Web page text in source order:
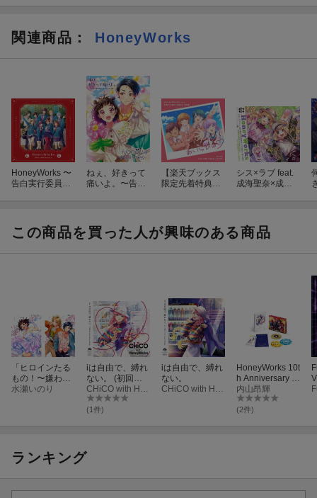
関連商品 ： HoneyWorks
HoneyWorks 〜
告白実行委員会
生産限定盤 8CD
＋4Blu-ray＋GO
ねぇ、好きって
痛いよ。〜告白
限定盤A 2CD＋
Blu-ray＋Good
【楽天ブックス
限定先着特典】
ジ)
シス×ラブ feat.
成海聖奈×成海
another story- fe
at.成海聖奈(CV:
この商品を買った人が興味のある商品
「ヒロインたる
もの！〜嫌われ
ヒロインと内緒
水瀬いのり
iは自由で、縛れ
ない。 (初回生
産限定盤A CD＋
Blu-ray＋Good
s)
CHiCO with HoneyWorks
(1件)
iは自由で、縛れ
ない。
CHiCO with HoneyWorks
HoneyWorks 10t
h Anniversary “L
IP×LIP FILM×LI
VE” 豪華版
内山昂輝
(2件)
ランキング